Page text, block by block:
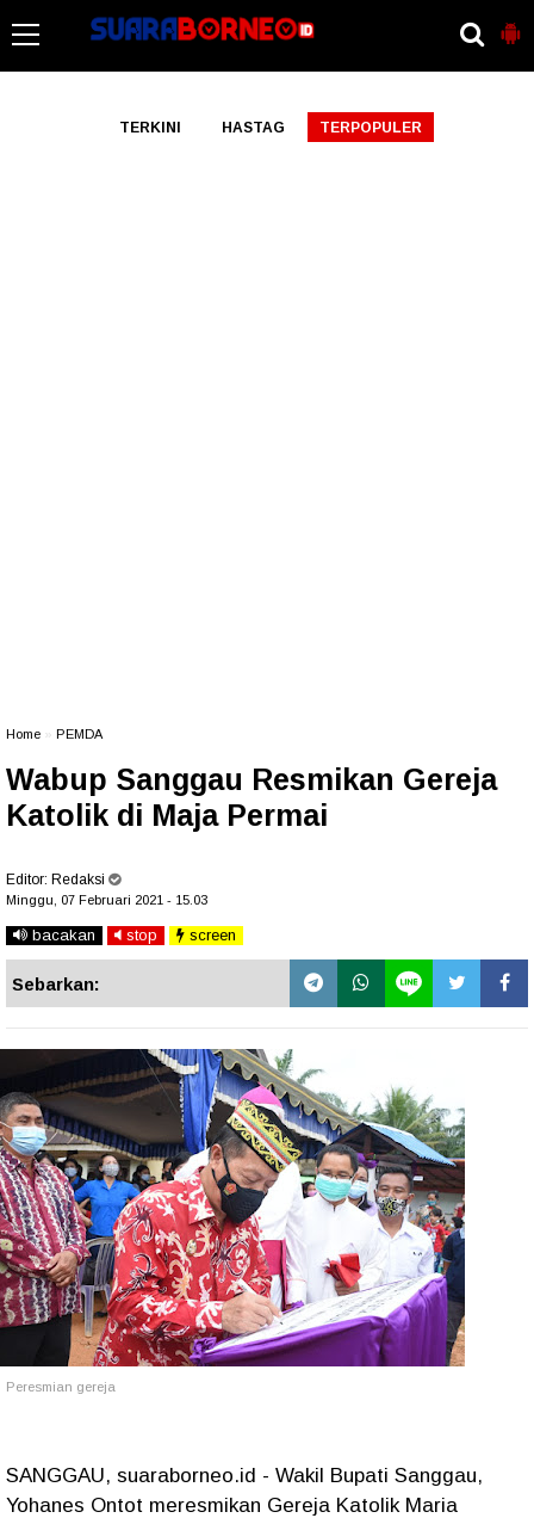
TERKINI HASTAG TERPOPULER
Home PEMDA
Wabup Sanggau Resmikan Gereja
Katolik di Maja Permai
Editor: Redaksi
Minggu, 07 Februari 2021 - 15.03
bacakan stop screen
Sebarkan:
Peresmian gereja
SANGGAU, suaraborneo.id - Wakil Bupati Sanggau,
Yohanes Ontot meresmikan Gereja Katolik Maria